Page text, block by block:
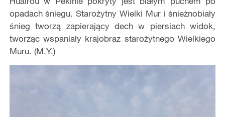
opadach śniegu. Starożytny Wielki Mur i śnieżnobiały
śnieg tworzą zapierający dech w piersiach widok,
tworząc wspaniały krajobraz starożytnego Wielkiego
Muru. (M.Y.)